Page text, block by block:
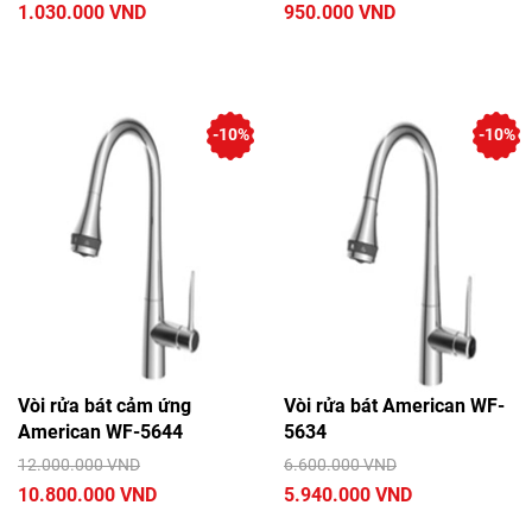
1.030.000 VND
950.000 VND
Vòi rửa bát cảm ứng
American WF-5644
12.000.000 VND
10.800.000 VND
-10%
Vòi rửa bát American WF-
5634
6.600.000 VND
5.940.000 VND
-10%